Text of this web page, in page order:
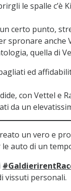
le spalle c’è
certo punto,
spronare anche
quella di
ed
con Vettel e
da un
un vero e
auto di un
vissuti personali.